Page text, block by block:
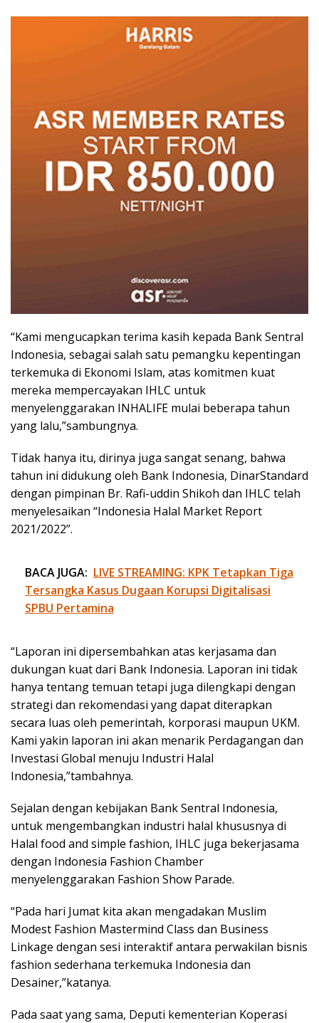
“Kami mengucapkan terima kasih kepada Bank Sentral
Indonesia, sebagai salah satu pemangku kepentingan
terkemuka di Ekonomi Islam, atas komitmen kuat
mereka mempercayakan IHLC untuk
menyelenggarakan INHALIFE mulai beberapa tahun
yang lalu,”sambungnya.
Tidak hanya itu, dirinya juga sangat senang, bahwa
tahun ini didukung oleh Bank Indonesia, DinarStandard
dengan pimpinan Br. Rafi-uddin Shikoh dan IHLC telah
menyelesaikan “Indonesia Halal Market Report
2021/2022”.
BACA JUGA: LIVE STREAMING: KPK Tetapkan Tiga
Tersangka Kasus Dugaan Korupsi Digitalisasi
SPBU Pertamina
“Laporan ini dipersembahkan atas kerjasama dan
dukungan kuat dari Bank Indonesia. Laporan ini tidak
hanya tentang temuan tetapi juga dilengkapi dengan
strategi dan rekomendasi yang dapat diterapkan
secara luas oleh pemerintah, korporasi maupun UKM.
Kami yakin laporan ini akan menarik Perdagangan dan
Investasi Global menuju Industri Halal
Indonesia,”tambahnya.
Sejalan dengan kebijakan Bank Sentral Indonesia,
untuk mengembangkan industri halal khususnya di
Halal food and simple fashion, IHLC juga bekerjasama
dengan Indonesia Fashion Chamber
menyelenggarakan Fashion Show Parade.
“Pada hari Jumat kita akan mengadakan Muslim
Modest Fashion Mastermind Class dan Business
Linkage dengan sesi interaktif antara perwakilan bisnis
fashion sederhana terkemuka Indonesia dan
Desainer,”katanya.
Pada saat yang sama, Deputi kementerian Koperasi